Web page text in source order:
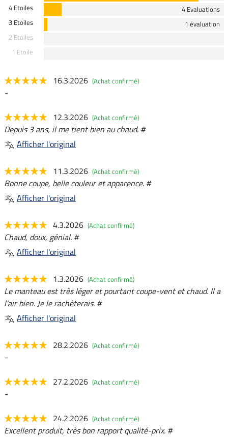
4 Etoiles
4 Evaluations
3 Etoiles
1 évaluation
2 Etoiles
1 Etoile
16.3.2026 (Achat confirmé)
-
12.3.2026 (Achat confirmé)
Depuis 3 ans, il me tient bien au chaud. #
Afficher l'original
11.3.2026 (Achat confirmé)
Bonne coupe, belle couleur et apparence. #
Afficher l'original
4.3.2026 (Achat confirmé)
Chaud, doux, génial. #
Afficher l'original
1.3.2026 (Achat confirmé)
Le manteau est très léger et pourtant coupe-vent et chaud. Il a
l'air bien. Je le rachèterais. #
Afficher l'original
28.2.2026 (Achat confirmé)
-
27.2.2026 (Achat confirmé)
-
24.2.2026 (Achat confirmé)
Excellent produit, très bon rapport qualité-prix. #